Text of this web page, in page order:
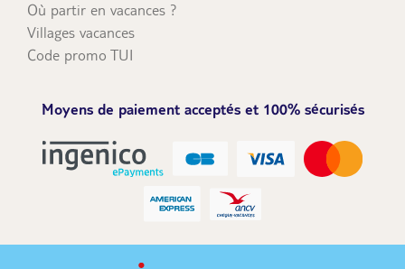
Où partir en vacances ?
Villages vacances
Code promo TUI
Moyens de paiement acceptés et 100% sécurisés